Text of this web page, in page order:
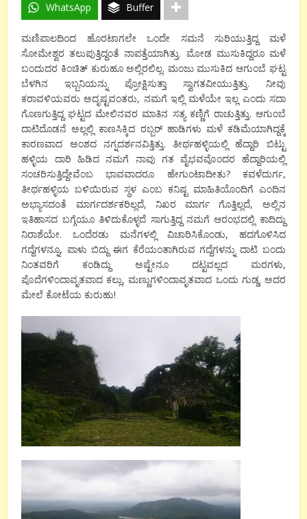
WhatsApp Buffer
ಮಣಿಪಾಲದಿಂದ ಹೊರಟಾಗಲೇ ಒಂದೇ ಸಮನೆ ಸುರಿಯುತ್ತಿದ್ದ ಮಳೆ
ಸೋಮೇಶ್ವರ ತಲುಪುತ್ತಿದ್ದಂತೆ ನಾಪತ್ತೆಯಾಗಿತ್ತು. ಮೋಡ ಮುಸುಕಿದ್ದರೂ ಮಳೆ
ಬಂದುದರ ಕಿಂಚಿತ್ ಕುರುಹೂ ಅಲ್ಲಿರಲಿಲ್ಲ. ಮಂಜು ಮುಸುಕಿದ ಆಗುಂಬೆ ಘಟ್ಟ
ಬೆಳಗಿನ ಇಬ್ಬನಿಯನ್ನು ಪ್ರೋಕ್ಷಿಸುತ್ತಾ ಸ್ವಾಗತವೀಯುತ್ತಿತ್ತು. ನೀವು
ಕರಾವಳಿಯವರು ಅದೃಷ್ಟವಂತರು, ನಮಗೆ ಇಲ್ಲಿ ಮಳೆಯೇ ಇಲ್ಲ ಎಂದು ಸದಾ
ಗೊಣಗುತ್ತಿದ್ದ ಘಟ್ಟದ ಮೇಲಿನವರ ಮಾತಿನ ಸತ್ಯ ಕಣ್ಣಿಗೆ ರಾಚುತ್ತಿತ್ತು. ಆಗುಂಬೆ
ದಾಟಿದೊಡನೆ ಅಲ್ಲಲ್ಲಿ ಕಾಣಸಿಕ್ಕಿದ ರಬ್ಬರ್ ಹಾಡಿಗಳು ಮಳೆ ಕಡಿಮೆಯಾಗಿದ್ದಕ್ಕೆ
ಕಾರಣವಾದ ಅಂಶದ ನಗ್ನದರ್ಶನವಿತ್ತಿತ್ತು. ತೀರ್ಥಹಳ್ಳಿಯಲ್ಲಿ ಹೆದ್ದಾರಿ ಬಿಟ್ಟು
ಹಳ್ಳಿಯ ದಾರಿ ಹಿಡಿದ ನಮಗೆ ನಾವು ಗತ ವೈಭವವೊಂದರ ಹೆದ್ದಾರಿಯಲ್ಲಿ
ಸಂಚರಿಸುತ್ತಿದ್ದೇವೆಂಬ ಭಾವವಾದರೂ ಹೇಗುಂಟಾದೀತು? ಕವಳೆದುರ್ಗ,
ತೀರ್ಥಹಳ್ಳಿಯ ಬಳಿಯಿರುವ ಸ್ಥಳ ಎಂಬ ಕನಿಷ್ಟ ಮಾಹಿತಿಯೊಂದಿಗೆ ಎಂದಿನ
ಅಭ್ಯಾಸದಂತೆ ಮಾರ್ಗದರ್ಶಕರಿಲ್ಲದೆ, ನಿಖರ ಮಾರ್ಗ ಗೊತ್ತಿಲ್ಲದೆ, ಅಲ್ಲಿನ
ಇತಿಹಾಸದ ಬಗ್ಗೆಯೂ ತಿಳಿದುಕೊಳ್ಳದೆ ಸಾಗುತ್ತಿದ್ದ ನಮಗೆ ಆರಂಭದಲ್ಲಿ ಕಾದಿದ್ದು
ನಿರಾಶೆಯೇ. ಒಂದೆರಡು ಮನೆಗಳಲ್ಲಿ ವಿಚಾರಿಸಿಕೊಂಡು, ಹದಗೊಳಿಸಿದ
ಗದ್ದೆಗಳನ್ನೂ, ಪಾಳು ಬಿದ್ದು ಈಗ ಕೆರೆಯಂತಾಗಿರುವ ಗದ್ದೆಗಳನ್ನು ದಾಟಿ ಬಂದು
ನಿಂತವರಿಗೆ ಕಂಡಿದ್ದು ಅಷ್ಟೇನೂ ದಟ್ಟವಲ್ಲದ ಮರಗಳು,
ಪೊದೆಗಳಿಂದಾವೃತವಾದ ಕಲ್ಲು, ಮಣ್ಣುಗಳಿಂದಾವೃತವಾದ ಒಂದು ಗುಡ್ಡ. ಅದರ
ಮೇಲೆ ಕೋಟೆಯ ಕುರುಹು!